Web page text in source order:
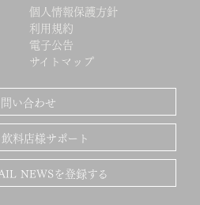
個人情報保護方針
利用規約
電子公告
サイトマップ
い合わせ
料店様サポート
NEWSを登録する